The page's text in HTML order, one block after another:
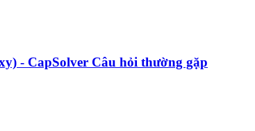
- CapSolver Câu hỏi thường gặp